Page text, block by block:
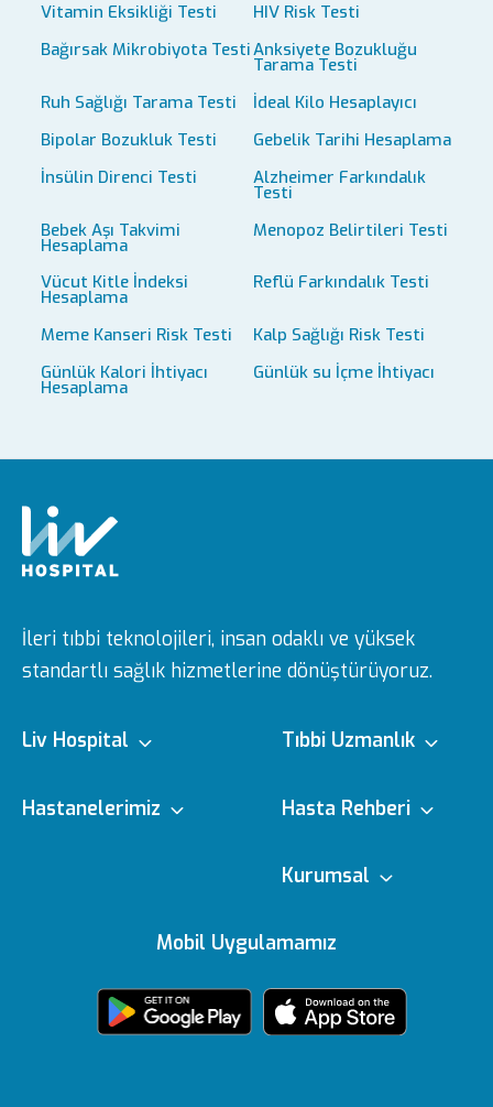
Vitamin Eksikliği Testi
HIV Risk Testi
Bağırsak Mikrobiyota TestiAnksiyete Bozukluğu
Tarama Testi
Ruh Sağlığı Tarama Testi
İdeal Kilo Hesaplayıcı
Bipolar Bozukluk Testi
Gebelik Tarihi Hesaplama
İnsülin Direnci Testi
Alzheimer Farkındalık
Testi
Bebek Aşı Takvimi
Hesaplama
Menopoz Belirtileri Testi
Vücut Kitle İndeksi
Hesaplama
Reflü Farkındalık Testi
Meme Kanseri Risk Testi
Kalp Sağlığı Risk Testi
Günlük Kalori İhtiyacı
Hesaplama
Günlük su İçme İhtiyacı
İleri tıbbi teknolojileri, insan odaklı ve yüksek
standartlı sağlık hizmetlerine dönüştürüyoruz.
Liv Hospital
Hastanelerimiz
Tıbbi Uzmanlık
Doktorlarımız
Hasta Rehberi
e-Randevu
e-Sonuc
Sizi Dinliyoruz
Kurumsal
içerik Güncelleme
Mobil Uygulamamız